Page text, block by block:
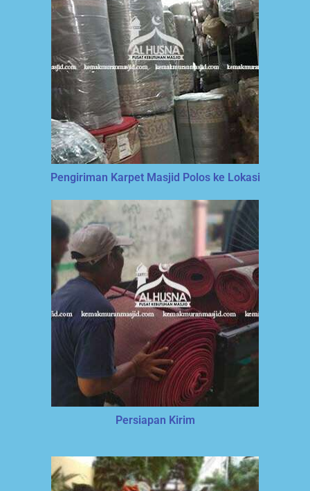
Pengiriman Karpet Masjid Polos ke Lokasi
Persiapan Kirim